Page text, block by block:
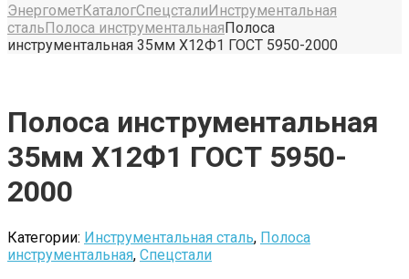
ЭнергометКаталогСпецсталиИнструментальная
стальПолоса инструментальнаяПолоса
инструментальная 35мм Х12Ф1 ГОСТ 5950-2000
Полоса инструментальная
35мм Х12Ф1 ГОСТ 5950-
2000
Категории: Инструментальная сталь, Полоса
инструментальная, Спецстали